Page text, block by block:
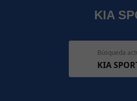
KIA
Búsqueda
KIA